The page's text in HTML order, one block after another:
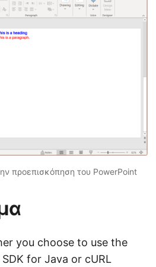
προεπισκόπηση του PowerPoint
you choose to use the
for Java or cURL